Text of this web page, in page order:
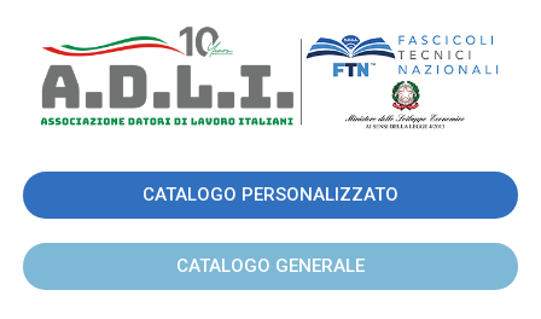
CATALOGO PERSONALIZZATO
CATALOGO GENERALE